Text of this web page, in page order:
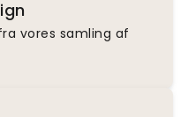
vores samling af